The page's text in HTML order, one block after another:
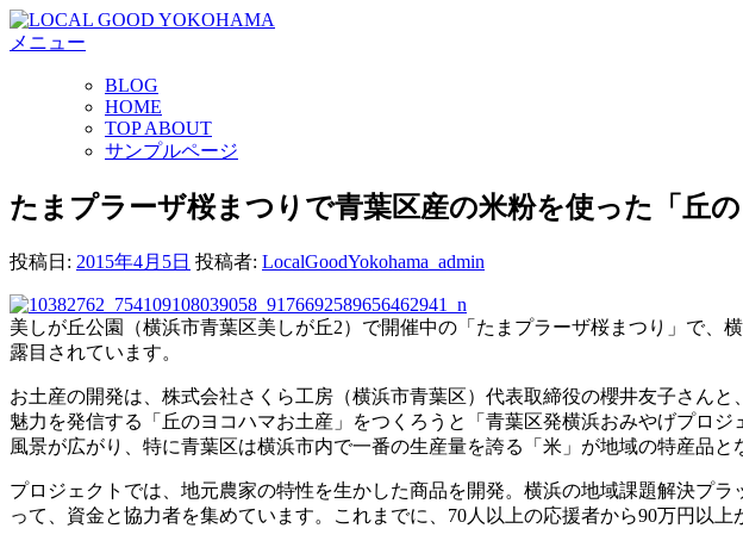
コ
ン
キ
ッ
メニュー
BLOG
HOME
TOP ABOUT
サンプルページ
たまプラーザ桜まつりで青葉区産の米粉を使った「丘
投稿日: 2015年4月5日 投稿者: LocalGoodYokohama_admin
美しが丘公園（横浜市青葉区美しが丘2）で開催中の「たまプラーザ桜まつり」で
露目されています。
お土産の開発は、株式会社さくら工房（横浜市青葉区）代表取締役の櫻井友子さん
魅力を発信する「丘のヨコハマお土産」をつくろうと「青葉区発横浜おみやげプロ
風景が広がり、特に青葉区は横浜市内で一番の生産量を誇る「米」が地域の特産品と
プロジェクトでは、地元農家の特性を生かした商品を開発。横浜の地域課題解決プ
って、資金と協力者を集めています。これまでに、70人以上の応援者から90万円以